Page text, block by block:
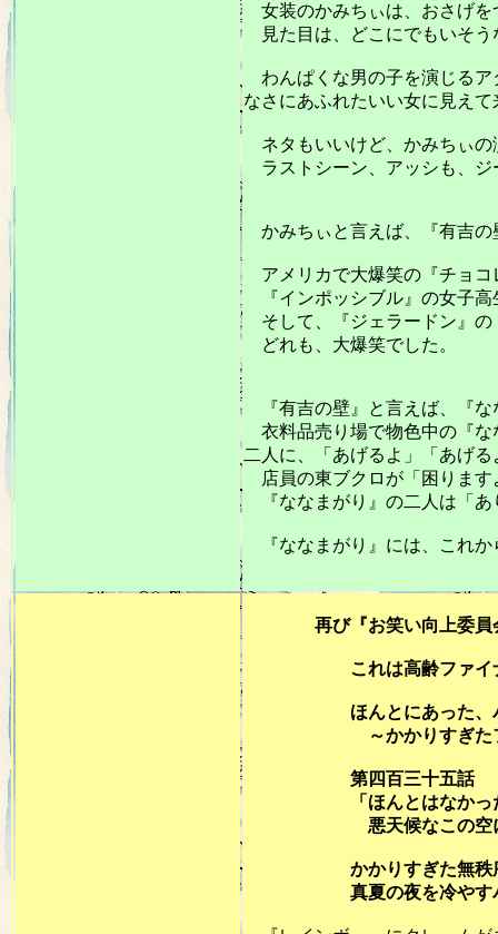
女装のかみちぃは、おさげを
見た目は、どこにでもいそう
わんぱくな男の子を演じるア
なさにあふれたいい女に見え
ネタもいいけど、かみちぃの
ラストシーン、アッシも、ジ
かみちぃと言えば、『有吉の
アメリカで大爆笑の『チョコ
『インポッシブル』の女子高
そして、『ジェラードン』の
どれも、大爆笑でした。
『有吉の壁』と言えば、『な
衣料品売り場で物色中の『な
二人に、「あげるよ」「あげる
店員の東ブクロが「困ります
『ななまがり』の二人は「あ
『ななまがり』には、これか
再び『お笑い向上委員会
これは高齢ファイナリス
ほんとにあった、バケ
～かかりすぎたファイ
第四百三十五話
「ほんとはなかった事
悪天候なこの空にレイ
かかりすぎた無秩序
真夏の夜を冷やすバケモ